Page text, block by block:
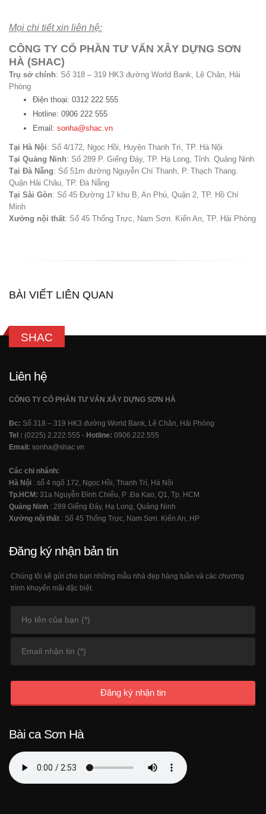
Mọi chi tiết xin liên hệ:
CÔNG TY CỔ PHẦN TƯ VẤN XÂY DỰNG SƠN
HÀ (SHAC)
Trụ sở chính: Số 318 – 319 HK3 đường World Bank, Lê Chân, Hải
Phòng
Điện thoại: 0312 222 555
Hotline: 0906 222 555
Email: sonha@shac.vn
Tại Hà Nội: Số 4/172, Ngọc Hồi, Huyện Thanh Trì, TP. Hà Nội
Tại Quảng Ninh: Số 289 P. Giếng Đáy, TP. Hạ Long, Tỉnh. Quảng Ninh
Tại Đà Nẵng: Số 51m đường Nguyễn Chí Thanh, P. Thạch Thang.
Quận Hải Châu, TP. Đà Nẵng
Tại Sài Gòn: Số 45 Đường 17 khu B, An Phú, Quận 2, TP. Hồ Chí
Minh
Xưởng nội thất: Số 45 Thống Trực, Nam Sơn. Kiến An, TP. Hải Phòng
BÀI VIẾT LIÊN QUAN
SHAC
Liên hệ
CÔNG TY CỔ PHẦN TƯ VẤN XÂY DỰNG SƠN HÀ
Đc: Số 318 – 319 HK3 đường World Bank, Lê Chân, Hải Phòng
Tel : (0225) 2.222.555 - Hotline: 0906.222.555
Email: sonha@shac.vn
Các chi nhánh:
Hà Nội : số 4 ngõ 172, Ngọc Hồi, Thanh Trì, Hà Nội
Tp.HCM: 31a Nguyễn Đình Chiểu, P .Đa Kao, Q1, Tp. HCM
Quảng Ninh : 289 Giếng Đáy, Hạ Long, Quảng Ninh
Xưởng nội thất : Số 45 Thống Trực, Nam Sơn. Kiến An, HP
Đăng ký nhận bản tin
Chúng tôi sẽ gửi cho bạn những mẫu nhà đẹp hàng tuần và các chương
trình khuyến mãi đặc biệt.
Đăng ký nhận tin
Bài ca Sơn Hà